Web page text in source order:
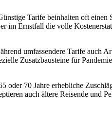
Tarife beinhalten oft einen
im Ernstfall die volle
umfassendere Tarife auch
Zusatzbausteine für
70 Jahre erhebliche
auch ältere Reisende und